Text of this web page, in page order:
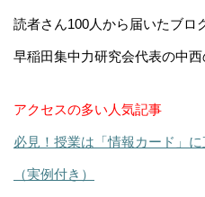
読者さん100人から届いたブロ
早稲田集中力研究会代表の中西
アクセスの多い人気記事
必見！授業は「情報カード」
（実例付き）